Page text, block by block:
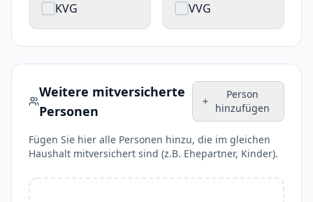
KVG VVG
Weitere mitversicherte
Personen
Person
hinzufügen
Fügen Sie hier alle Personen hinzu, die im gleichen
Haushalt mitversichert sind (z.B. Ehepartner, Kinder).